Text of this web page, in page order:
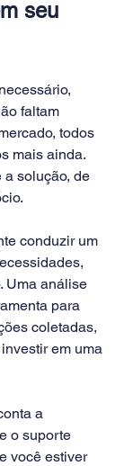
seu
faltam
todos
mais ainda.
a solução, de
conduzir um
Uma análise
para
coletadas,
em uma
a
o suporte
você estiver